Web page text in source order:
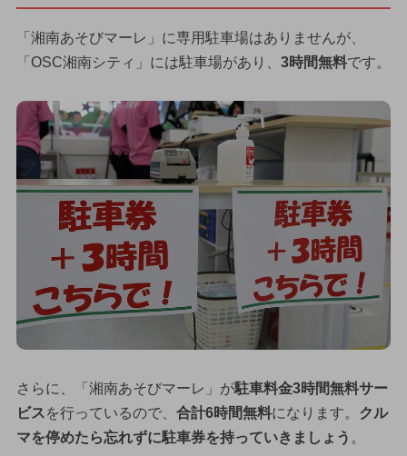
「湘南あそびマーレ」に専用駐車場はありませんが、
「OSC湘南シティ」には駐車場があり、 3時間無料です。
さらに、「湘南あそびマーレ」が駐車料金3時間無料サー
ビス を行っているので、 合計6時間無料になります。 クル
マを停めたら忘れずに駐車券を持っていきましょう 。